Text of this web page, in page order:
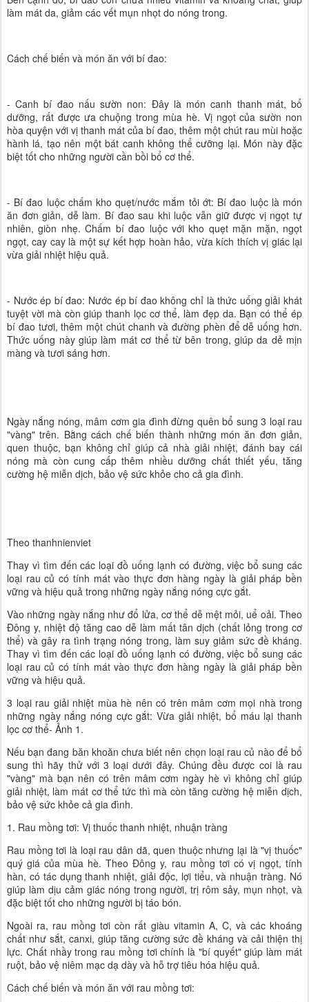
làm mát da, giảm các vết mụn nhọt do nóng trong.
Cách chế biến và món ăn với bí đao:
- Canh bí đao nấu sườn non: Đây là món canh thanh mát, bổ
dưỡng, rất được ưa chuộng trong mùa hè. Vị ngọt của sườn non
hòa quyện với vị thanh mát của bí đao, thêm một chút rau mùi hoặc
hành lá, tạo nên một bát canh không thể cưỡng lại. Món này đặc
biệt tốt cho những người cần bồi bổ cơ thể.
- Bí đao luộc chấm kho quẹt/nước mắm tỏi ớt: Bí đao luộc là món
ăn đơn giản, dễ làm. Bí đao sau khi luộc vẫn giữ được vị ngọt tự
nhiên, giòn nhẹ. Chấm bí đao luộc với kho quẹt mặn mặn, ngọt
ngọt, cay cay là một sự kết hợp hoàn hảo, vừa kích thích vị giác lại
vừa giải nhiệt hiệu quả.
- Nước ép bí đao: Nước ép bí đao không chỉ là thức uống giải khát
tuyệt vời mà còn giúp thanh lọc cơ thể, làm đẹp da. Bạn có thể ép
bí đao tươi, thêm một chút chanh và đường phèn để dễ uống hơn.
Thức uống này giúp làm mát cơ thể từ bên trong, giúp da dẻ mịn
màng và tươi sáng hơn.
Ngày nắng nóng, mâm cơm gia đình đừng quên bổ sung 3 loại rau
"vàng" trên. Bằng cách chế biến thành những món ăn đơn giản,
quen thuộc, bạn không chỉ giúp cả nhà giải nhiệt, đánh bay cái
nóng mà còn cung cấp thêm nhiều dưỡng chất thiết yếu, tăng
cường hệ miễn dịch, bảo vệ sức khỏe cho cả gia đình.
Theo thanhnienviet
Thay vì tìm đến các loại đồ uống lạnh có đường, việc bổ sung các
loại rau củ có tính mát vào thực đơn hàng ngày là giải pháp bền
vững và hiệu quả trong những ngày nắng nóng cực gắt.
Vào những ngày nắng như đổ lửa, cơ thể dễ mệt mỏi, uể oải. Theo
Đông y, nhiệt độ tăng cao dễ làm mất tân dịch (chất lỏng trong cơ
thể) và gây ra tình trạng nóng trong, làm suy giảm sức đề kháng.
Thay vì tìm đến các loại đồ uống lạnh có đường, việc bổ sung các
loại rau củ có tính mát vào thực đơn hàng ngày là giải pháp bền
vững và hiệu quả.
3 loại rau giải nhiệt mùa hè nên có trên mâm cơm mọi nhà trong
những ngày nắng nóng cực gắt: Vừa giải nhiệt, bổ máu lại thanh
lọc cơ thể- Ảnh 1.
Nếu bạn đang băn khoăn chưa biết nên chọn loại rau củ nào để bổ
sung thì hãy thử với 3 loại dưới đây. Chúng đều được coi là rau
"vàng" mà bạn nên có trên mâm cơm ngày hè vì không chỉ giúp
giải nhiệt, làm mát cơ thể tức thì mà còn tăng cường hệ miễn dịch,
bảo vệ sức khỏe cả gia đình.
1. Rau mồng tơi: Vị thuốc thanh nhiệt, nhuận tràng
Rau mồng tơi là loại rau dân dã, quen thuộc nhưng lại là "vị thuốc"
quý giá của mùa hè. Theo Đông y, rau mồng tơi có vị ngọt, tính
hàn, có tác dụng thanh nhiệt, giải độc, lợi tiểu, và nhuận tràng. Nó
giúp làm dịu cảm giác nóng trong người, trị rôm sảy, mụn nhọt, và
đặc biệt tốt cho những người bị táo bón.
Ngoài ra, rau mồng tơi còn rất giàu vitamin A, C, và các khoáng
chất như sắt, canxi, giúp tăng cường sức đề kháng và cải thiện thị
lực. Chất nhầy trong rau mồng tơi chính là "bí quyết" giúp làm mát
ruột, bảo vệ niêm mạc dạ dày và hỗ trợ tiêu hóa hiệu quả.
Cách chế biến và món ăn với rau mồng tơi: